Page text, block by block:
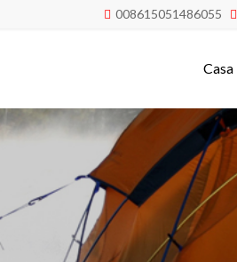
 008615051486055 
Casa